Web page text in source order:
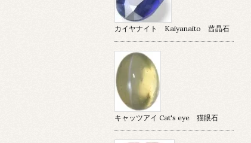
カイヤナイト Kaiyanaito 蓞晶石
キャッツアイ Cat's eye 猫眼石